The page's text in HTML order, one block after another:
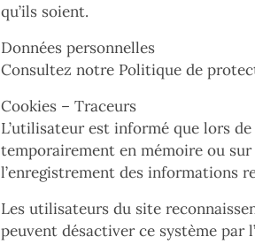
qu’ils soient.
Données personnelles
Consultez notre Politique de
Cookies – Traceurs
L’utilisateur est informé que lors
temporairement en mémoire ou
l’enregistrement des informations
Les utilisateurs du site
peuvent désactiver ce système par